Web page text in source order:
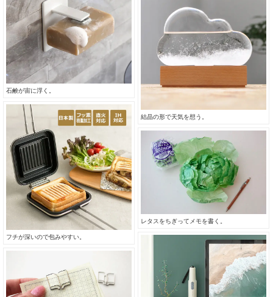
石鹸が宙に浮く。
結晶の形で天気を想う。
フチが深いので包みやすい。
レタスをちぎってメモを書く。